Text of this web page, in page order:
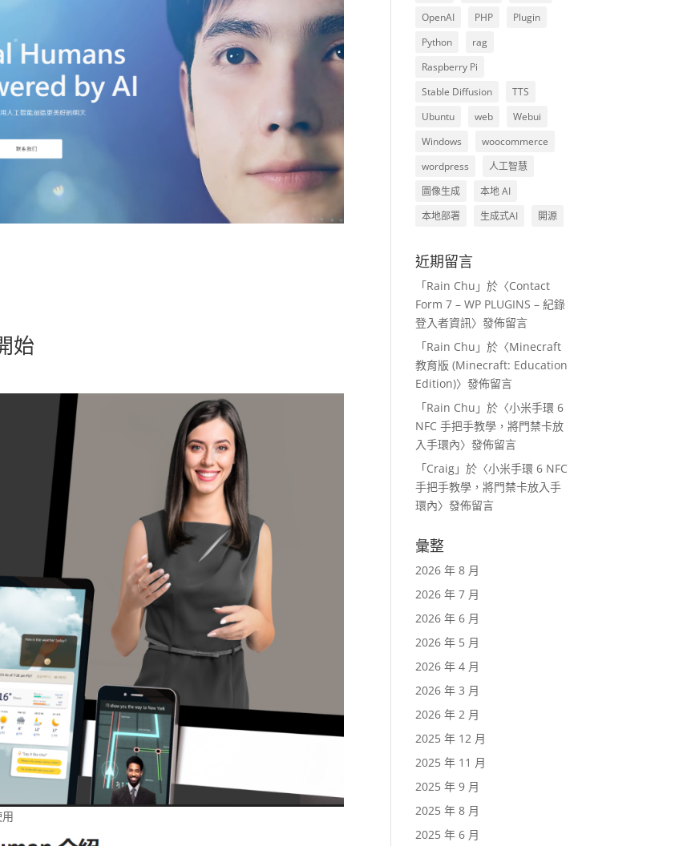
始
OpenAI
PHP
Plugin
Python
rag
Raspberry Pi
Stable Diffusion
TTS
Ubuntu
web
Webui
Windows
woocommerce
wordpress
人工智慧
圖像生成
本地 AI
本地部署
生成式AI 開源
近期留言
「Rain Chu 」於〈Contact
Form 7 – WP PLUGINS – 紀錄
登入者資訊〉發佈留言
「Rain Chu 」於〈Minecraft
教育版 (Minecraft: Education
Edition)〉發佈留言
「Rain Chu 」於〈小米手環 6
NFC 手把手教學，將門禁卡放
入手環內〉發佈留言
「Craig 」於〈小米手環 6 NFC
手把手教學，將門禁卡放入手
環內〉發佈留言
彙整
2026 年 8 月
2026 年 7 月
2026 年 6 月
2026 年 5 月
2026 年 4 月
2026 年 3 月
2026 年 2 月
2025 年 12 月
2025 年 11 月
2025 年 9 月
2025 年 8 月
2025 年 6 月